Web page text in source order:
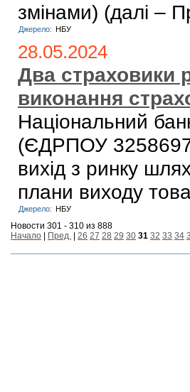
змінами) (далі –
Джерело: НБУ
28.05.2024
Два страховики
виконання
Національний
(ЄДРПОУ
вихід з ринку
плани виходу
Джерело: НБУ
Новости 301 - 310 из 888
Начало
Пред. 26 27 28 29 30 31 32 33 34